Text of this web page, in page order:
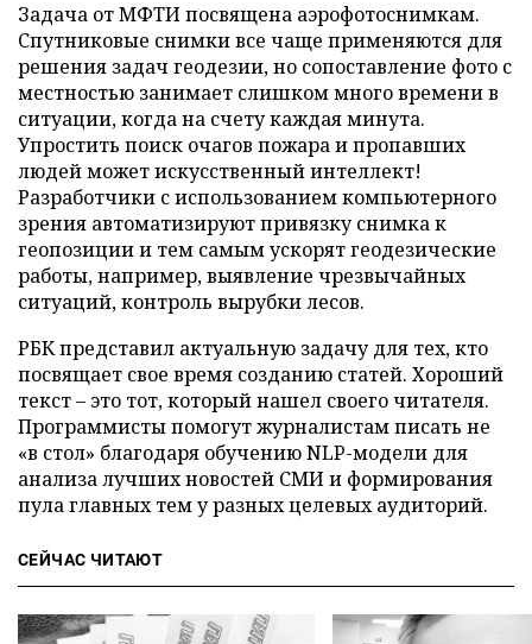
Задача от МФТИ посвящена аэрофотоснимкам.
Спутниковые снимки все чаще применяются для
решения задач геодезии, но сопоставление фото с
местностью занимает слишком много времени в
ситуации, когда на счету каждая минута.
Упростить поиск очагов пожара и пропавших
людей может искусственный интеллект!
Разработчики с использованием компьютерного
зрения автоматизируют привязку снимка к
геопозиции и тем самым ускорят геодезические
работы, например, выявление чрезвычайных
ситуаций, контроль вырубки лесов.
РБК представил актуальную задачу для тех, кто
посвящает свое время созданию статей. Хороший
текст – это тот, который нашел своего читателя.
Программисты помогут журналистам писать не
«в стол» благодаря обучению NLP-модели для
анализа лучших новостей СМИ и формирования
пула главных тем у разных целевых аудиторий.
СЕЙЧАС ЧИТАЮТ